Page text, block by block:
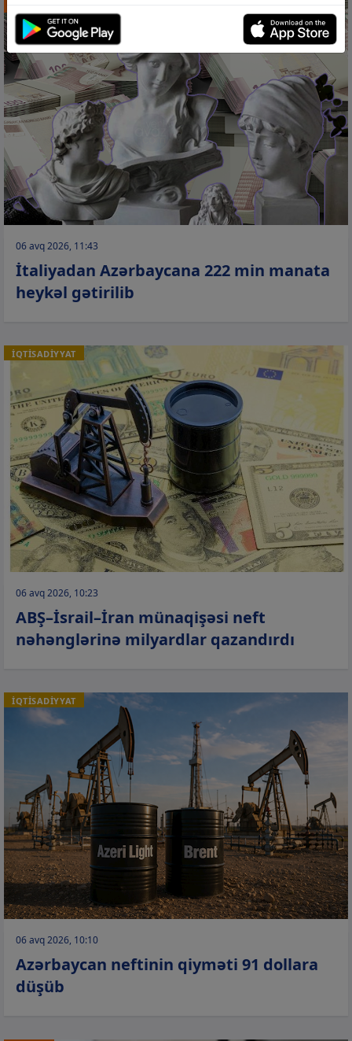
06 avq 2026, 11:43
İtaliyadan Azərbaycana 222 min manata
heykəl gətirilib
İQTİSADİYYAT
06 avq 2026, 10:23
ABŞ–İsrail–İran münaqişəsi neft
nəhənglərinə milyardlar qazandırdı
İQTİSADİYYAT
06 avq 2026, 10:10
Azərbaycan neftinin qiyməti 91 dollara
düşüb